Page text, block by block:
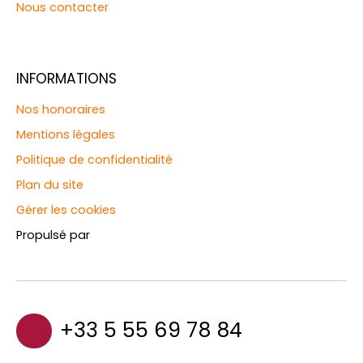
Nous contacter
INFORMATIONS
Nos honoraires
Mentions légales
Politique de confidentialité
Plan du site
Gérer les cookies
Propulsé par
+33 5 55 69 78 84